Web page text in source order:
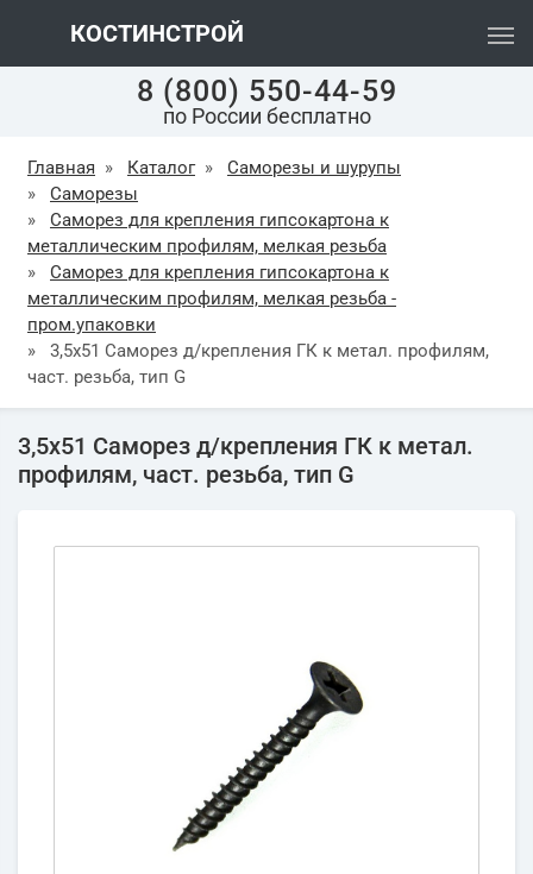
КОСТИНСТРОЙ
8 (800) 550-44-59
по России бесплатно
Главная » Каталог »
Саморезы и шурупы
»
Саморезы
»
Саморез для крепления гипсокартона к
металлическим профилям, мелкая резьба
»
Саморез для крепления гипсокартона к
металлическим профилям, мелкая резьба -
пром.упаковки
»
3,5х51 Саморез д/крепления ГК к метал. профилям,
част. резьба, тип G
3,5х51 Саморез д/крепления ГК к метал.
профилям, част. резьба, тип G